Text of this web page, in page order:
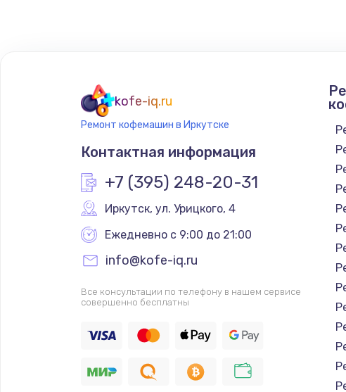
kofe-iq.ru
Ремонт кофемашин в Иркутске
Контактная информация
+7 (395) 248-20-31
Иркутск, ул. Урицкого, 4
Ежедневно с 9:00 до 21:00
info@kofe-iq.ru
Все консультации по телефону в нашем сервисе
совершенно бесплатны